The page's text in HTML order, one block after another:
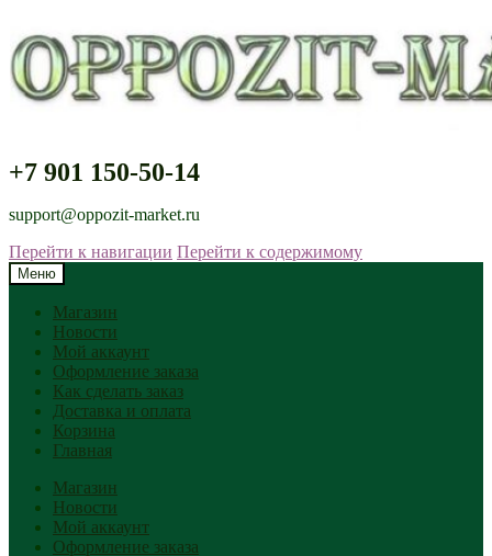
+7 901 150-50-14
support@oppozit-market.ru
Перейти к навигации Перейти к содержимому
Меню
Магазин
Новости
Мой аккаунт
Оформление заказа
Как сделать заказ
Доставка и оплата
Корзина
Главная
Магазин
Новости
Мой аккаунт
Оформление заказа